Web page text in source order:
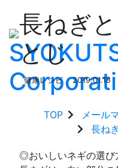
長ねぎ
とじ
健康レシピ 2019.01.18
TOP メール
長ね
◎おいしいネギの選び